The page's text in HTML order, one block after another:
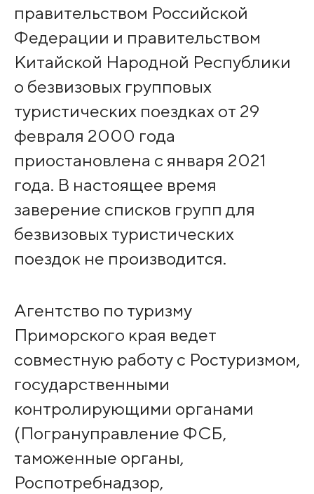
правительством Российской
Федерации и правительством
Китайской Народной Республики
о безвизовых групповых
туристических поездках от 29
февраля 2000 года
приостановлена с января 2021
года. В настоящее время
заверение списков групп для
безвизовых туристических
поездок не производится.
Агентство по туризму
Приморского края ведет
совместную работу с Ростуризмом,
государственными
контролирующими органами
(Погрануправление ФСБ,
таможенные органы,
Роспотребнадзор,